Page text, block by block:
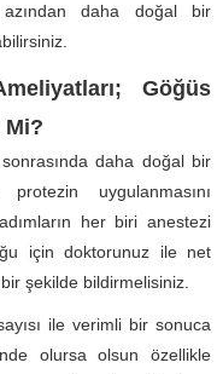
daha doğal bir
Göğüs
Mi?
sonrasında daha doğal bir
uygulanmasını
her biri anestezi
için doktorunuz ile net
şekilde bildirmelisiniz.
ile verimli bir sonuca
olursa olsun özellikle